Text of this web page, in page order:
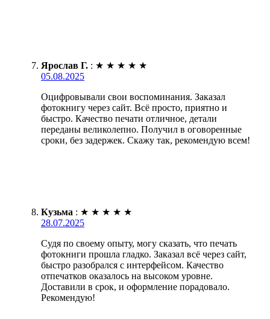
Ярослав Г. : ★ ★ ★ ★ ★
05.08.2025
Оцифровывали свои воспоминания. Заказал
фотокнигу через сайт. Всё просто, приятно и
быстро. Качество печати отличное, детали
переданы великолепно. Получил в оговоренные
сроки, без задержек. Скажу так, рекомендую всем!
Кузьма : ★ ★ ★ ★ ★
28.07.2025
Судя по своему опыту, могу сказать, что печать
фотокниги прошла гладко. Заказал всё через сайт,
быстро разобрался с интерфейсом. Качество
отпечатков оказалось на высоком уровне.
Доставили в срок, и оформление порадовало.
Рекомендую!